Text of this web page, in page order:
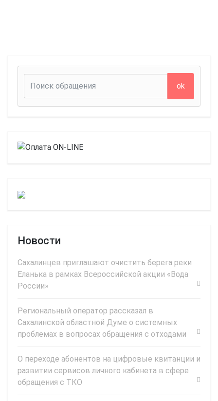
ok
Новости
Сахалинцев приглашают очистить берега реки
Еланька в рамках Всероссийской акции «Вода
России»
Региональный оператор рассказал в
Сахалинской областной Думе о системных
проблемах в вопросах обращения с отходами
О переходе абонентов на цифровые квитанции и
развитии сервисов личного кабинета в сфере
обращения с ТКО